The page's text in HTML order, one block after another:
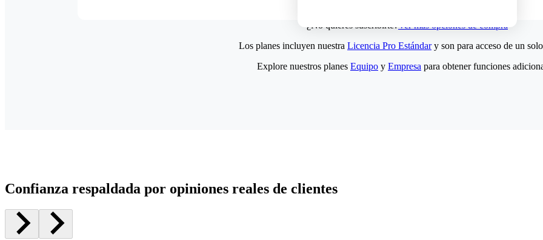
¿No quieres suscribirte?Ver más opciones de compra
Los planes incluyen nuestra Licencia Pro Estándary son para acceso de un
Explore nuestros planes Equipo y Empresa para obtener funciones
Confianza respaldada por opiniones reales de clientes